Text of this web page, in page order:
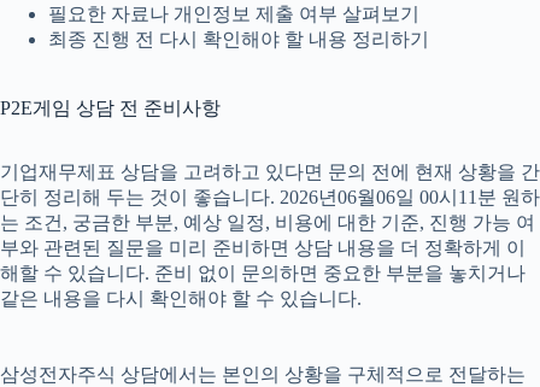
필요한 자료나 개인정보 제출 여부 살펴보기
최종 진행 전 다시 확인해야 할 내용 정리하기
P2E게임 상담 전 준비사항
기업재무제표 상담을 고려하고 있다면 문의 전에 현재 상황을 간
단히 정리해 두는 것이 좋습니다. 2026년06월06일 00시11분 원하
는 조건, 궁금한 부분, 예상 일정, 비용에 대한 기준, 진행 가능 여
부와 관련된 질문을 미리 준비하면 상담 내용을 더 정확하게 이
해할 수 있습니다. 준비 없이 문의하면 중요한 부분을 놓치거나
같은 내용을 다시 확인해야 할 수 있습니다.
삼성전자주식 상담에서는 본인의 상황을 구체적으로 전달하는